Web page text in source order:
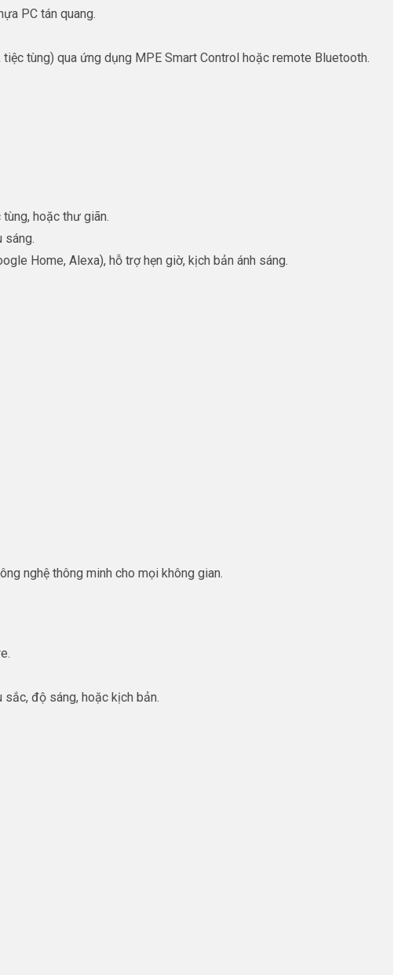
PC tán quang.
tùng) qua ứng dụng MPE Smart Control hoặc remote Bluetooth.
hoặc thư giãn.
sáng.
Home, Alexa), hỗ trợ hẹn giờ, kịch bản ánh sáng.
nghệ thông minh cho mọi không gian.
độ sáng, hoặc kịch bản.